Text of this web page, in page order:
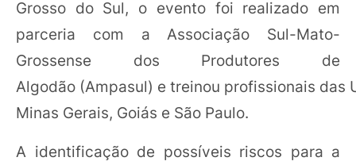
Grosso do Sul, o evento foi realizado em
parceria com a Associação Sul-Mato-
Grossense dos Produtores de
Algodão (Ampasul) e treinou profissionais das
Minas Gerais, Goiás e São Paulo.
A identificação de possíveis riscos para a